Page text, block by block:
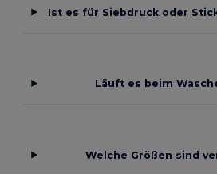
Ist es für Siebdruck oder
Läuft es beim
Welche Größen sind